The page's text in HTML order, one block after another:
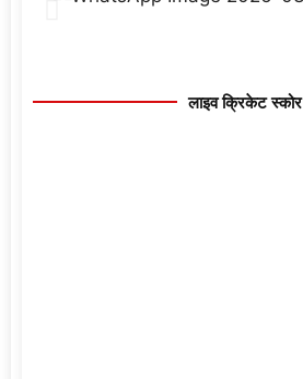
लाइव क्रिकेट स्कोर